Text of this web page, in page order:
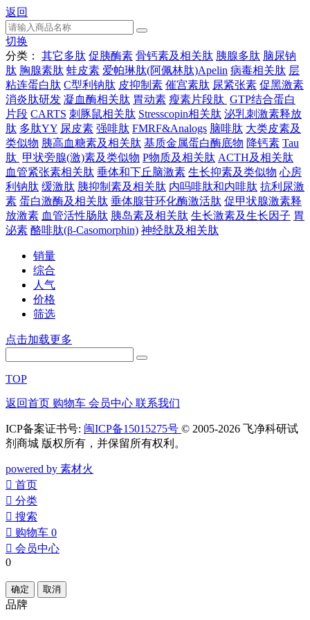
返回
切换
分类：
其它多肽 促胰酶素 骨钙素及相关肽 胰腺多肽 脑尿钠
肽 胸腺素肽 蛙皮素 爱帕琳肽(阿佩林肽)Apelin 病毒相关肽 层
粘连蛋白肽 C型利钠肽 皮抑制素 催宫素肽 尿紧张素 促黑激素
消炎肽研发 凝血酶相关肽 胃动素 瘦素片段肽 GTP结合蛋白
片段 CARTS 刺豚鼠相关肽 Stresscopin相关肽 泌乳刺激素释放
肽 多肽YY 尿皮素 强啡肽 FMRF&Analogs 脑啡肽 大类皮素及
类似物 胰高血糖素及相关肽 基质金属蛋白酶底物 降钙素 Tau
肽 甲状旁腺(激)素及类似物 P物质及相关肽 ACTH及相关肽
血管紧张素相关肽 垂体和下丘脑激素 生长抑素及类似物 心房
利钠肽 缓激肽 胰抑制素及相关肽 内吗啡肽和内啡肽 抗利尿激
素 蛋白激酶及相关肽 垂体腺苷环化酶激活肽 促甲状腺激素释
放激素 血管活性肠肽 胰岛素及相关肽 生长激素及生长因子 胃
泌素 酪啡肽(β-Casomorphin) 神经肽及相关肽
销量
综合
人气
价格
筛选
点击加载更多
TOP
返回首页 购物车 会员中心 联系我们
ICP备案证书号: 闽ICP备15015275号 © 2005-2026 飞净科研试
剂商城 版权所有，并保留所有权利。
powered by 素材火
󰀁 首页
󰀂 分类
󰀃 搜索
󰀄 购物车 0
󰀅 会员中心
0
确定 取消
品牌